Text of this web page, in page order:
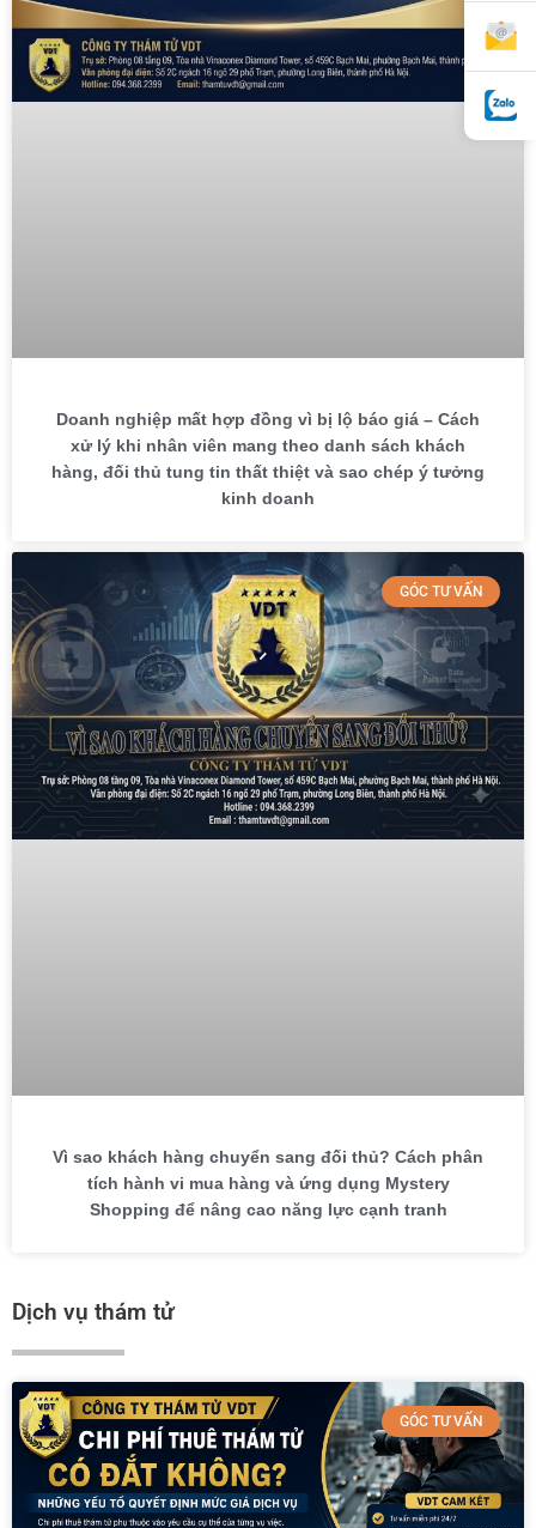
Doanh nghiệp mất hợp đồng vì bị lộ báo giá – Cách
xử lý khi nhân viên mang theo danh sách khách
hàng, đối thủ tung tin thất thiệt và sao chép ý tưởng
kinh doanh
GÓC TƯ VẤN
Vì sao khách hàng chuyển sang đối thủ? Cách phân
tích hành vi mua hàng và ứng dụng Mystery
Shopping để nâng cao năng lực cạnh tranh
Dịch vụ thám tử
GÓC TƯ VẤN